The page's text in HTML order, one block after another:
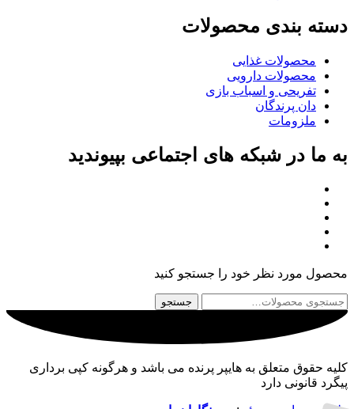
دسته بندی محصولات
محصولات غذایی
محصولات دارویی
تفریحی و اسباب بازی
دان پرندگان
ملزومات
به ما در شبکه های اجتماعی بپیوندید
محصول مورد نظر خود را جستجو کنید
جستجو
برای:
جستجو
کلیه حقوق متعلق به هایپر پرنده می باشد و هرگونه کپی برداری
پیگرد قانونی دارد